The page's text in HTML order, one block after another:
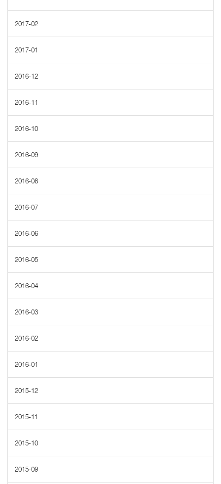
2017-02
2017-01
2016-12
2016-11
2016-10
2016-09
2016-08
2016-07
2016-06
2016-05
2016-04
2016-03
2016-02
2016-01
2015-12
2015-11
2015-10
2015-09